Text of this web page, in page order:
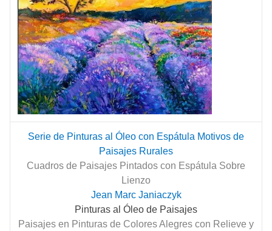
Serie de Pinturas al Óleo con Espátula Motivos de
Paisajes Rurales
Cuadros de Paisajes Pintados con Espátula Sobre
Lienzo
Jean Marc Janiaczyk
Pinturas al Óleo de Paisajes
Paisajes en Pinturas de Colores Alegres con Relieve y